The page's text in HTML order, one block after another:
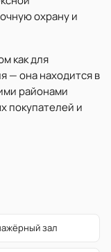
охрану и
как для
— она находится в
районами
покупателей и
зал